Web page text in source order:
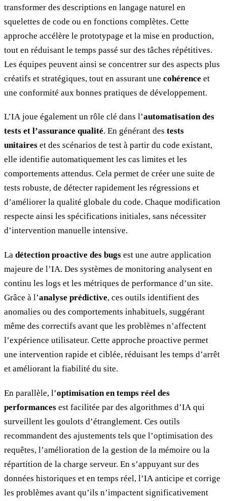
transformer des descriptions en langage naturel en
squelettes de code ou en fonctions complètes. Cette
approche accélère le prototypage et la mise en production,
tout en réduisant le temps passé sur des tâches répétitives.
Les équipes peuvent ainsi se concentrer sur des aspects plus
créatifs et stratégiques, tout en assurant une cohérence et
une conformité aux bonnes pratiques de développement.
L’IA joue également un rôle clé dans l’automatisation des
tests et l’assurance qualité. En générant des tests
unitaires et des scénarios de test à partir du code existant,
elle identifie automatiquement les cas limites et les
comportements attendus. Cela permet de créer une suite de
tests robuste, de détecter rapidement les régressions et
d’améliorer la qualité globale du code. Chaque modification
respecte ainsi les spécifications initiales, sans nécessiter
d’intervention manuelle intensive.
La détection proactive des bugs est une autre application
majeure de l’IA. Des systèmes de monitoring analysent en
continu les logs et les métriques de performance d’un site.
Grâce à l’analyse prédictive, ces outils identifient des
anomalies ou des comportements inhabituels, suggérant
même des correctifs avant que les problèmes n’affectent
l’expérience utilisateur. Cette approche proactive permet
une intervention rapide et ciblée, réduisant les temps d’arrêt
et améliorant la fiabilité du site.
En parallèle, l’optimisation en temps réel des
performances est facilitée par des algorithmes d’IA qui
surveillent les goulots d’étranglement. Ces outils
recommandent des ajustements tels que l’optimisation des
requêtes, l’amélioration de la gestion de la mémoire ou la
répartition de la charge serveur. En s’appuyant sur des
données historiques et en temps réel, l’IA anticipe et corrige
les problèmes avant qu’ils n’impactent significativement